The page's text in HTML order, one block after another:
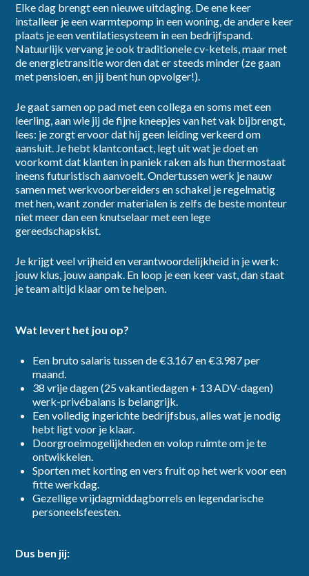
Elke dag brengt een nieuwe uitdaging. De ene keer
installeer je een warmtepomp in een woning, de andere keer
plaats je een ventilatiesysteem in een bedrijfspand.
Natuurlijk vervang je ook traditionele cv-ketels, maar met
de energietransitie worden dat er steeds minder (ze gaan
met pensioen, en jij bent hun opvolger!).
Je gaat samen op pad met een collega en soms met een
leerling, aan wie jij de fijne kneepjes van het vak bijbrengt,
lees: je zorgt ervoor dat hij geen leiding verkeerd om
aansluit. Je hebt klantcontact, legt uit wat je doet en
voorkomt dat klanten in paniek raken als hun thermostaat
ineens futuristisch aanvoelt. Ondertussen werk je nauw
samen met werkvoorbereiders en schakel je regelmatig
met hen, want zonder materialen is zelfs de beste monteur
niet meer dan een knutselaar met een lege
gereedschapskist.
Je krijgt veel vrijheid en verantwoordelijkheid in je werk:
jouw klus, jouw aanpak. En loop je een keer vast, dan staat
je team altijd klaar om te helpen.
Wat levert het jou op?
Een bruto salaris tussen de €3.167 en €3.987 per
maand.
38 vrije dagen (25 vakantiedagen + 13 ADV-dagen)
werk-privébalans is belangrijk.
Een volledig ingerichte bedrijfsbus, alles wat je nodig
hebt ligt voor je klaar.
Doorgroeimogelijkheden en volop ruimte om je te
ontwikkelen.
️Sporten met korting en vers fruit op het werk voor een
fitte werkdag.
Gezellige vrijdagmiddagborrels en legendarische
personeelsfeesten.
Dus ben jij:
Ik ga akkoord met hetprivacybeleid
Inschrijven